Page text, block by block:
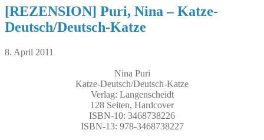
[REZENSION] Puri, Nina – Katze-
Deutsch/Deutsch-Katze
8. April 2011
Nina Puri
Katze-Deutsch/Deutsch-Katze
Verlag: Langenscheidt
128 Seiten, Hardcover
ISBN-10: 3468738226
ISBN-13: 978-3468738227